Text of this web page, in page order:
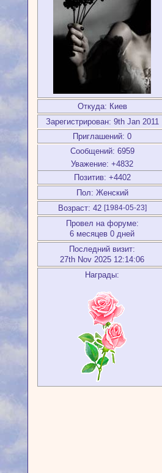
Откуда: Киев
Зарегистрирован: 9th Jan 2011
Приглашений: 0
Сообщений: 6959
Уважение: +4832
Позитив: +4402
Пол: Женский
Возраст: 42 [1984-05-23]
Провел на форуме:
6 месяцев 0 дней
Последний визит:
27th Nov 2025 12:14:06
Награды: